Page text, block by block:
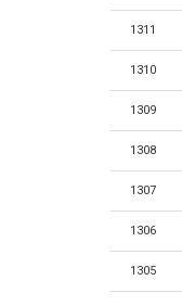
1311
1310
1309
1308
1307
1306
1305